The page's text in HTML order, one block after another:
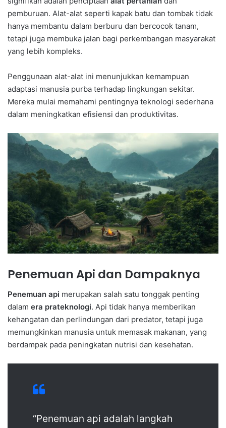
pemburuan. Alat-alat seperti kapak batu dan tombak tidak
hanya membantu dalam berburu dan bercocok tanam,
tetapi juga membuka jalan bagi perkembangan masyarakat
yang lebih kompleks.
Penggunaan alat-alat ini menunjukkan kemampuan
adaptasi manusia purba terhadap lingkungan sekitar.
Mereka mulai memahami pentingnya teknologi sederhana
dalam meningkatkan efisiensi dan produktivitas.
Penemuan Api dan Dampaknya
Penemuan api merupakan salah satu tonggak penting
dalam era prateknologi. Api tidak hanya memberikan
kehangatan dan perlindungan dari predator, tetapi juga
memungkinkan manusia untuk memasak makanan, yang
berdampak pada peningkatan nutrisi dan kesehatan.
“Penemuan api adalah langkah